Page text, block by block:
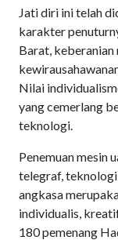
Jati diri ini telah
karakter
Barat,
Nilai
yang cemerlang
teknologi.
Penemuan mesin
telegraf,
angkasa
individualis,
180 pemenang